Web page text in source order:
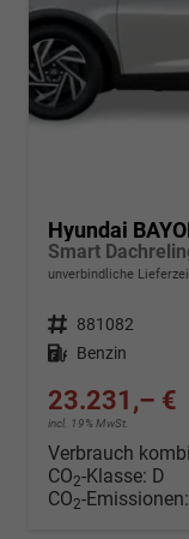
Hyundai
Smart
unverbindliche
Fahrzeugnr. 881082
Kraftstoff Benzin
23.231,– €
incl. 19% MwSt.
Verbrauch
CO2-Klasse: D
CO2-Emissionen: